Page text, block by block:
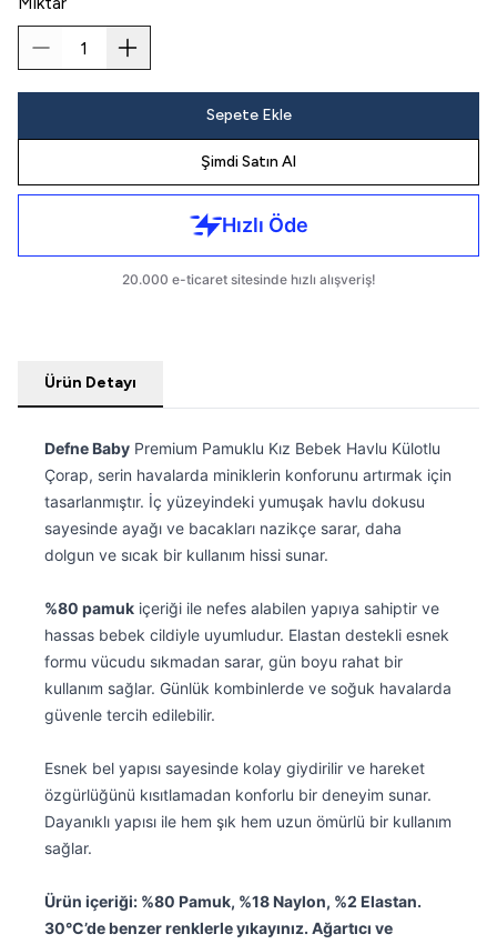
Sepete Ekle
Şimdi Satın Al
Ürün Detayı
Defne Baby Premium Pamuklu Kız Bebek Havlu Külotlu
Çorap, serin havalarda miniklerin konforunu artırmak için
tasarlanmıştır. İç yüzeyindeki yumuşak havlu dokusu
sayesinde ayağı ve bacakları nazikçe sarar, daha
dolgun ve sıcak bir kullanım hissi sunar.
%80 pamuk içeriği ile nefes alabilen yapıya sahiptir ve
hassas bebek cildiyle uyumludur. Elastan destekli esnek
formu vücudu sıkmadan sarar, gün boyu rahat bir
kullanım sağlar. Günlük kombinlerde ve soğuk havalarda
güvenle tercih edilebilir.
Esnek bel yapısı sayesinde kolay giydirilir ve hareket
özgürlüğünü kısıtlamadan konforlu bir deneyim sunar.
Dayanıklı yapısı ile hem şık hem uzun ömürlü bir kullanım
sağlar.
Ürün içeriği: %80 Pamuk, %18 Naylon, %2 Elastan.
30°C’de benzer renklerle yıkayınız. Ağartıcı ve